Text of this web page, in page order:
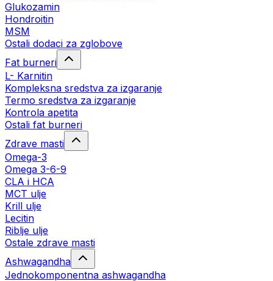
Glukozamin
Hondroitin
MSM
Ostali dodaci za zglobove
Fat burneri
L- Karnitin
Kompleksna sredstva za izgaranje
Termo sredstva za izgaranje
Kontrola apetita
Ostali fat burneri
Zdrave masti
Omega-3
Omega 3-6-9
CLA i HCA
MCT ulje
Krill ulje
Lecitin
Riblje ulje
Ostale zdrave masti
Ashwagandha
Jednokomponentna ashwagandha